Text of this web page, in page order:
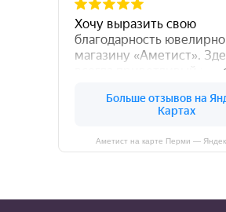
Аметист на карте Перми —